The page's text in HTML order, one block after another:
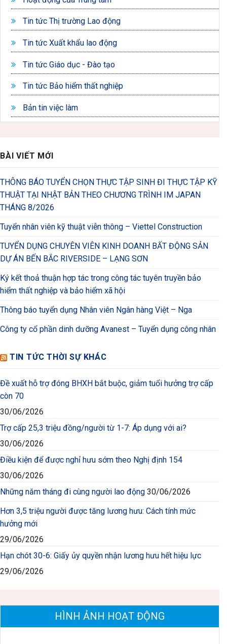
Tin tức Thị trường Lao động
Tin tức Xuất khẩu lao động
Tin tức Giáo dục - Đào tạo
Tin tức Bảo hiểm thất nghiệp
Bản tin việc làm
BÀI VIẾT MỚI
THÔNG BÁO TUYỂN CHỌN THỰC TẬP SINH ĐI THỰC TẬP KỸ
THUẬT TẠI NHẬT BẢN THEO CHƯƠNG TRÌNH IM JAPAN
THÁNG 8/2026
Tuyển nhân viên kỹ thuật viễn thông – Viettel Construction
TUYỂN DỤNG CHUYÊN VIÊN KINH DOANH BẤT ĐỘNG SẢN
DỰ ÁN BẾN BẮC RIVERSIDE – LẠNG SƠN
Ký kết thoả thuận hợp tác trong công tác tuyên truyền bảo
hiểm thất nghiệp và bảo hiểm xã hội
Thông báo tuyển dụng Nhân viên Ngân hàng Việt – Nga
Công ty cổ phần dinh dưỡng Avanest – Tuyển dụng công nhân
TIN TỨC THỜI SỰ KHÁC
Đề xuất hỗ trợ đóng BHXH bắt buộc, giảm tuổi hưởng trợ cấp
còn 70
30/06/2026
Trợ cấp 25,3 triệu đồng/người từ 1-7: Áp dụng với ai?
30/06/2026
Điều kiện để được nghỉ hưu sớm theo Nghị định 154
30/06/2026
Những năm tháng đi cùng người lao động 30/06/2026
Hơn 3,5 triệu người được tăng lương hưu: Cách tính mức
hưởng mới
29/06/2026
Hạn chót 30-6: Giấy ủy quyền nhận lương hưu hết hiệu lực
29/06/2026
HÌNH ẢNH HOẠT ĐỘNG